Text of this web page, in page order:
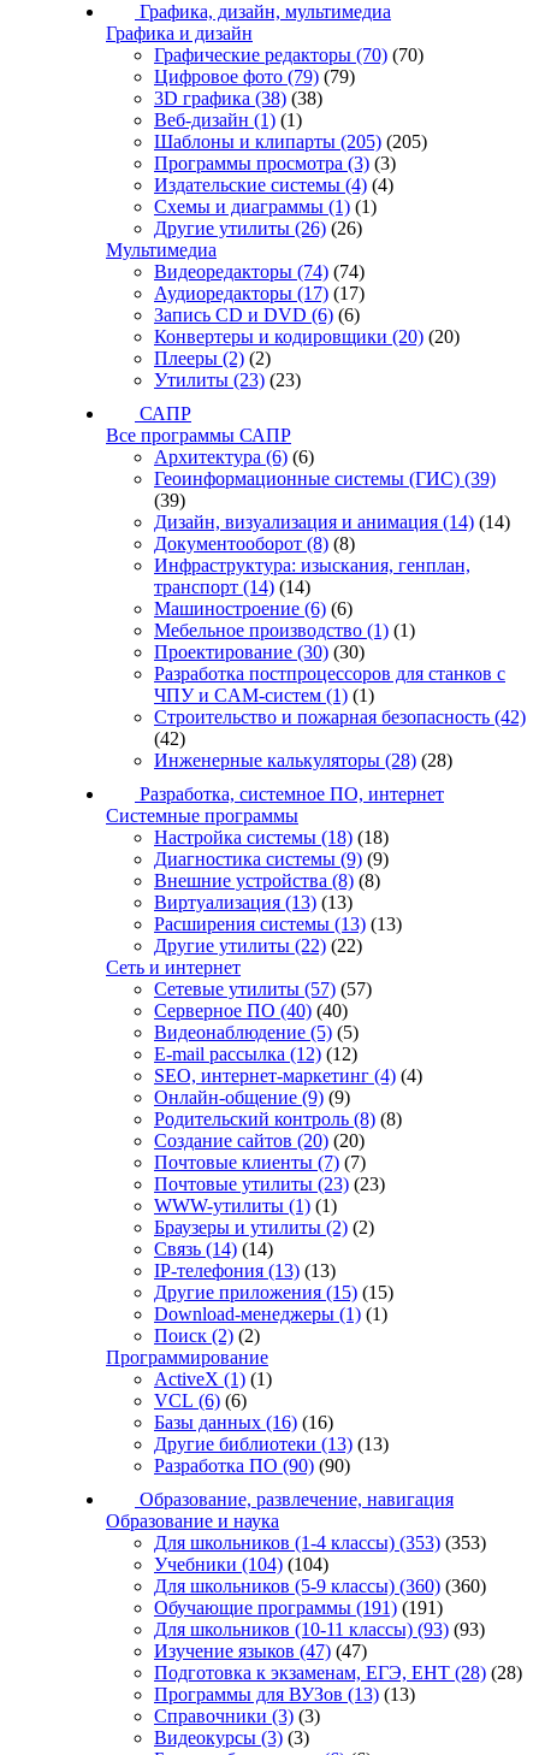
Графика, дизайн, мультимедиа
Графика и дизайн
Графические редакторы (70) (70)
Цифровое фото (79) (79)
3D графика (38) (38)
Веб-дизайн (1) (1)
Шаблоны и клипарты (205) (205)
Программы просмотра (3) (3)
Издательские системы (4) (4)
Схемы и диаграммы (1) (1)
Другие утилиты (26) (26)
Мультимедиа
Видеоредакторы (74) (74)
Аудиоредакторы (17) (17)
Запись CD и DVD (6) (6)
Конвертеры и кодировщики (20) (20)
Плееры (2) (2)
Утилиты (23) (23)
САПР
Все программы САПР
Архитектура (6) (6)
Геоинформационные системы (ГИС) (39)
(39)
Дизайн, визуализация и анимация (14) (14)
Документооборот (8) (8)
Инфраструктура: изыскания, генплан,
транспорт (14) (14)
Машиностроение (6) (6)
Мебельное производство (1) (1)
Проектирование (30) (30)
Разработка постпроцессоров для станков с
ЧПУ и CAM-систем (1) (1)
Строительство и пожарная безопасность (42)
(42)
Инженерные калькуляторы (28) (28)
Разработка, системное ПО, интернет
Системные программы
Настройка системы (18) (18)
Диагностика системы (9) (9)
Внешние устройства (8) (8)
Виртуализация (13) (13)
Расширения системы (13) (13)
Другие утилиты (22) (22)
Сеть и интернет
Сетевые утилиты (57) (57)
Серверное ПО (40) (40)
Видеонаблюдение (5) (5)
E-mail рассылка (12) (12)
SEO, интернет-маркетинг (4) (4)
Онлайн-общение (9) (9)
Родительский контроль (8) (8)
Создание сайтов (20) (20)
Почтовые клиенты (7) (7)
Почтовые утилиты (23) (23)
WWW-утилиты (1) (1)
Браузеры и утилиты (2) (2)
Связь (14) (14)
IP-телефония (13) (13)
Другие приложения (15) (15)
Download-менеджеры (1) (1)
Поиск (2) (2)
Программирование
ActiveX (1) (1)
VCL (6) (6)
Базы данных (16) (16)
Другие библиотеки (13) (13)
Разработка ПО (90) (90)
Образование, развлечение, навигация
Образование и наука
Для школьников (1-4 классы) (353) (353)
Учебники (104) (104)
Для школьников (5-9 классы) (360) (360)
Обучающие программы (191) (191)
Для школьников (10-11 классы) (93) (93)
Изучение языков (47) (47)
Подготовка к экзаменам, ЕГЭ, ЕНТ (28) (28)
Программы для ВУЗов (13) (13)
Справочники (3) (3)
Видеокурсы (3) (3)